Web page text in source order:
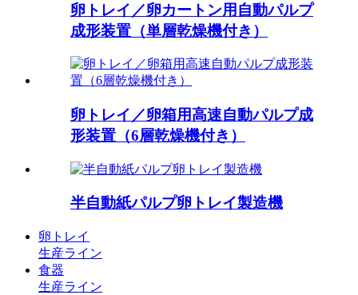
卵トレイ／卵カートン用自動パルプ
成形装置（単層乾燥機付き）
卵トレイ／卵箱用高速自動パルプ成
形装置（6層乾燥機付き）
半自動紙パルプ卵トレイ製造機
卵トレイ
生産ライン
食器
生産ライン